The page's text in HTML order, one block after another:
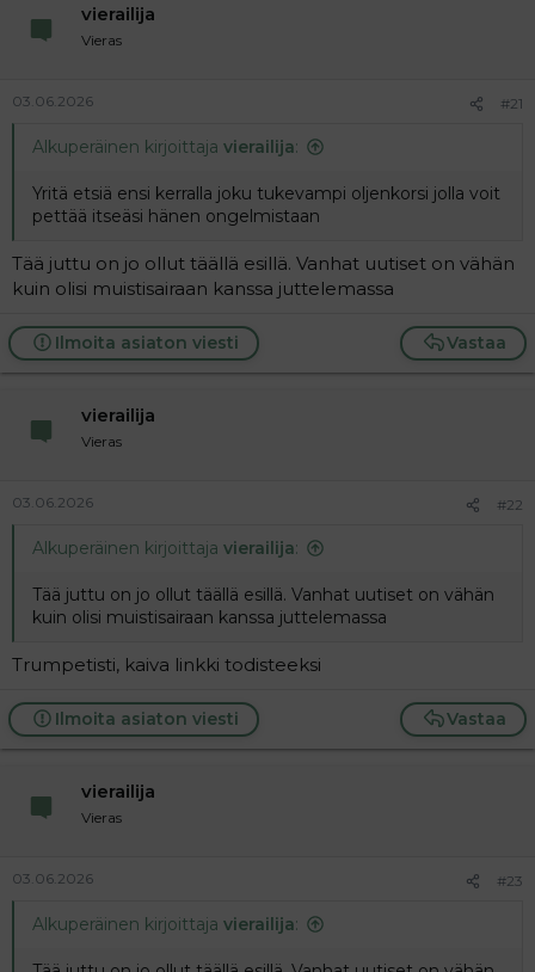
vierailija
Vieras
03.06.2026 #21
Alkuperäinen kirjoittaja vierailija:
Yritä etsiä ensi kerralla joku tukevampi oljenkorsi jolla voit
pettää itseäsi hänen ongelmistaan
Tää juttu on jo ollut täällä esillä. Vanhat uutiset on vähän
kuin olisi muistisairaan kanssa juttelemassa
Vastaa
Ilmoita asiaton viesti
vierailija
Vieras
03.06.2026 #22
Alkuperäinen kirjoittaja vierailija:
Tää juttu on jo ollut täällä esillä. Vanhat uutiset on vähän
kuin olisi muistisairaan kanssa juttelemassa
Trumpetisti, kaiva linkki todisteeksi
Vastaa
Ilmoita asiaton viesti
vierailija
Vieras
03.06.2026 #23
Alkuperäinen kirjoittaja vierailija: